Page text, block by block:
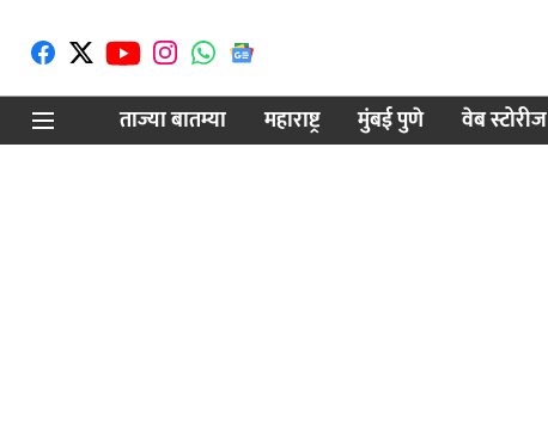
ताज्या बातम्या
महाराष्ट्र मुंबई पुणे वेब स्टोरीज